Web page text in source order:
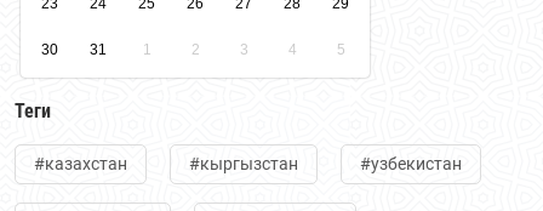
23 24 25 26 27 28 29
30 31 1 2 3 4 5
Теги
#казахстан #кыргызстан #узбекистан